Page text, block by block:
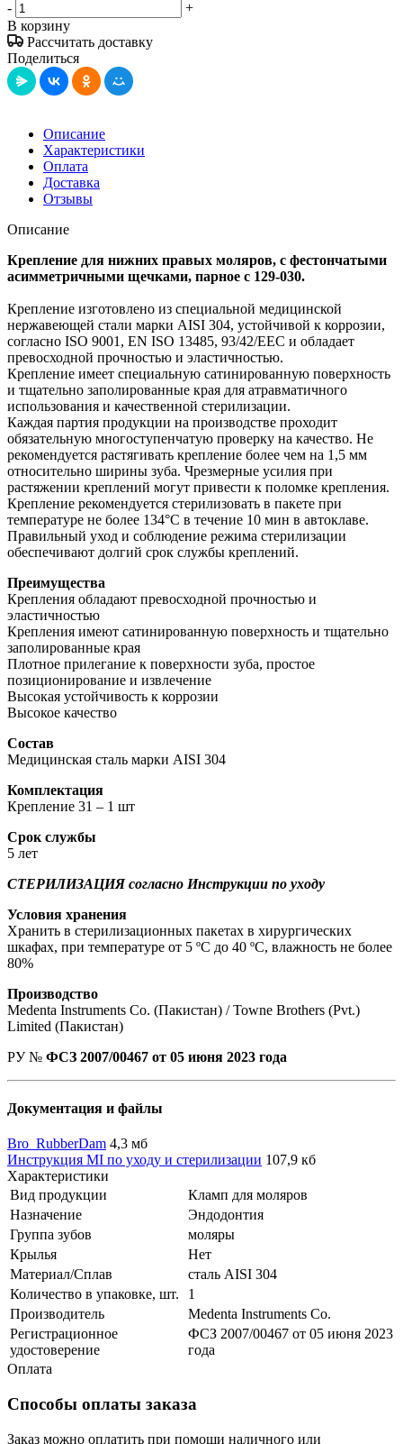
-
+
В корзину
Рассчитать доставку
Поделиться
Описание
Характеристики
Оплата
Доставка
Отзывы
Описание
Крепление для нижних правых моляров, с фестончатыми
асимметричными щечками, парное с 129-030.
Крепление изготовлено из специальной медицинской
нержавеющей стали марки AISI 304, устойчивой к коррозии,
согласно ISO 9001, EN ISO 13485, 93/42/EEC и обладает
превосходной прочностью и эластичностью.
Крепление имеет специальную сатинированную поверхность
и тщательно заполированные края для атравматичного
использования и качественной стерилизации.
Каждая партия продукции на производстве проходит
обязательную многоступенчатую проверку на качество. Не
рекомендуется растягивать крепление более чем на 1,5 мм
относительно ширины зуба. Чрезмерные усилия при
растяжении креплений могут привести к поломке крепления.
Крепление рекомендуется стерилизовать в пакете при
температуре не более 134°С в течение 10 мин в автоклаве.
Правильный уход и соблюдение режима стерилизации
обеспечивают долгий срок службы креплений.
Преимущества
Крепления обладают превосходной прочностью и
эластичностью
Крепления имеют сатинированную поверхность и тщательно
заполированные края
Плотное прилегание к поверхности зуба, простое
позиционирование и извлечение
Высокая устойчивость к коррозии
Высокое качество
Состав
Медицинская сталь марки AISI 304
Комплектация
Крепление 31 – 1 шт
Срок службы
5 лет
СТЕРИЛИЗАЦИЯ согласно Инструкции по уходу
Условия хранения
Хранить в стерилизационных пакетах в хирургических
шкафах, при температуре от 5 ºС до 40 ºС, влажность не более
80%
Производство
Medenta Instruments Co. (Пакистан) / Towne Brothers (Pvt.)
Limited (Пакистан)
РУ № ФСЗ 2007/00467 от 05 июня 2023 года
Документация и файлы
Bro_RubberDam 4,3 мб
Инструкция MI по уходу и стерилизации 107,9 кб
Характеристики
Вид продукции
Кламп для моляров
Назначение
Эндодонтия
Группа зубов
моляры
Крылья
Нет
Материал/Сплав
сталь AISI 304
Количество в упаковке, шт.
1
Производитель
Medenta Instruments Co.
Регистрационное
удостоверение
ФСЗ 2007/00467 от 05 июня 2023
года
Оплата
Способы оплаты заказа
Заказ можно оплатить при помощи наличного или